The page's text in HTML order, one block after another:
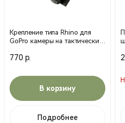
Крепление типа Rhino для
GoPro камеры на тактический
770 р.
В корзину
Подробнее